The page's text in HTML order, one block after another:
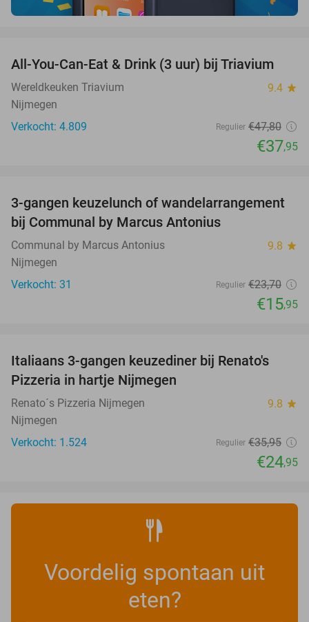
21%
All-You-Can-Eat & Drink (3 uur) bij Triavium
Wereldkeuken Triavium 9.4 star
Nijmegen
Verkocht: 4.809
Regulier €47,80
€37,95
33%
3-gangen keuzelunch of wandelarrangement
bij Communal by Marcus Antonius
Communal by Marcus Antonius 9.8 star
Nijmegen
Verkocht: 31
Regulier €23,70
€15,95
31%
Italiaans 3-gangen keuzediner bij Renato's
Pizzeria in hartje Nijmegen
Renato´s Pizzeria Nijmegen 9.8 star
Nijmegen
Verkocht: 1.524
Regulier €35,95
€24,95
Voordelig spontaan uit
eten?